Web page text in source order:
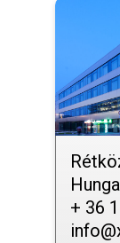
+ 36